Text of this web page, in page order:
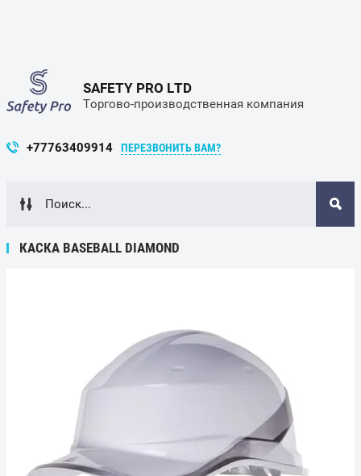
SAFETY PRO LTD
Торгово-производственная компания
+77763409914 ПЕРЕЗВОНИТЬ ВАМ?
КАСКА BASEBALL DIAMOND